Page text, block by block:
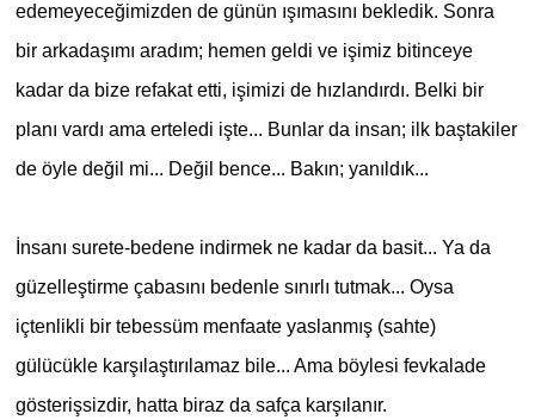
edemeyeceğimizden de günün ışımasını bekledik. Sonra
bir arkadaşımı aradım; hemen geldi ve işimiz bitinceye
kadar da bize refakat etti, işimizi de hızlandırdı. Belki bir
planı vardı ama erteledi işte... Bunlar da insan; ilk baştakiler
de öyle değil mi... Değil bence... Bakın; yanıldık...
İnsanı surete-bedene indirmek ne kadar da basit... Ya da
güzelleştirme çabasını bedenle sınırlı tutmak... Oysa
içtenlikli bir tebessüm menfaate yaslanmış (sahte)
gülücükle karşılaştırılamaz bile... Ama böylesi fevkalade
gösterişsizdir, hatta biraz da safça karşılanır.